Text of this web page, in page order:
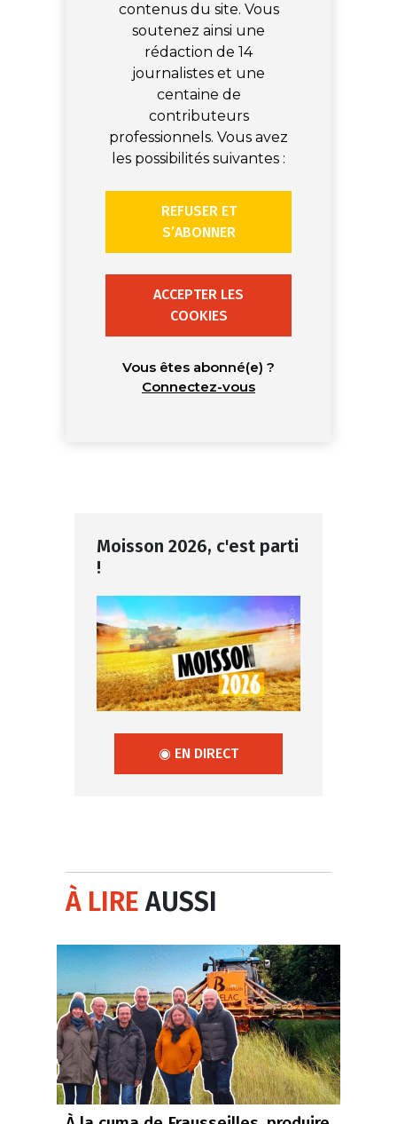
contenus du site. Vous
soutenez ainsi une
rédaction de 14
journalistes et une
centaine de
contributeurs
professionnels. Vous avez
les possibilités suivantes :
REFUSER ET
S’ABONNER
ACCEPTER LES
COOKIES
Vous êtes abonné(e) ?
Connectez-vous
Moisson 2026, c'est parti
!
◉ EN DIRECT
À LIREAUSSI